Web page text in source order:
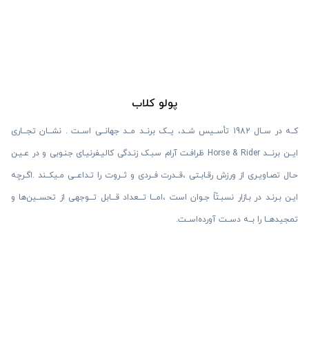
پولو کلاب
کــه در ســال 1982 تأســیس شــد، یــک برنــد مــد جهانــی اســت . نشـــان تجـــاری
ایــن برنـــد Horse & Rider ظرافـت آرام سبـک زنـدگی کالیـفرنیـای جنـوبی و در عـیـن
حـال تصـاویـری از ورزش رقـابـتی ،قــدرت فــردی و ثــروت را تـداعــی مـیکــند .اگـرچه
ایـن بـرنـد در بـازار نسبـتًاً جـوان است ،امـــا تـــعداد قـــابل تـــوجهی از تحســین ها و
تمجیدهــا را بــه دســت آورده اســت.